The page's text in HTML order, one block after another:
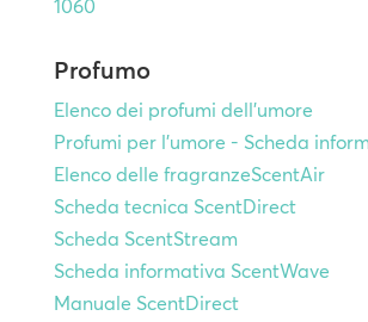
1060
Profumo
Elenco dei profumi dell'umore
Profumi per l'umore - Scheda
Elenco delle fragranzeScentAir
Scheda tecnica ScentDirect
Scheda ScentStream
Scheda informativa ScentWave
Manuale ScentDirect